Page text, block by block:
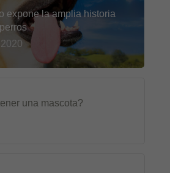
expone la amplia historia
una mascota?